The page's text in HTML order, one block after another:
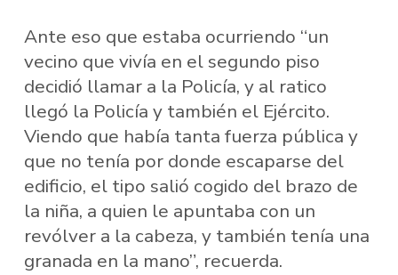
Ante eso que estaba ocurriendo “un
vecino que vivía en el segundo piso
decidió llamar a la Policía, y al ratico
llegó la Policía y también el Ejército.
Viendo que había tanta fuerza pública y
que no tenía por donde escaparse del
edificio, el tipo salió cogido del brazo de
la niña, a quien le apuntaba con un
revólver a la cabeza, y también tenía una
granada en la mano”, recuerda.